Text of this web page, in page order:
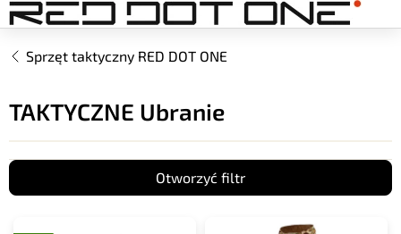
Przejść
do
treściSprzęt taktyczny RED DOT ONE
TAKTYCZNE Ubranie
Otworzyć filtr